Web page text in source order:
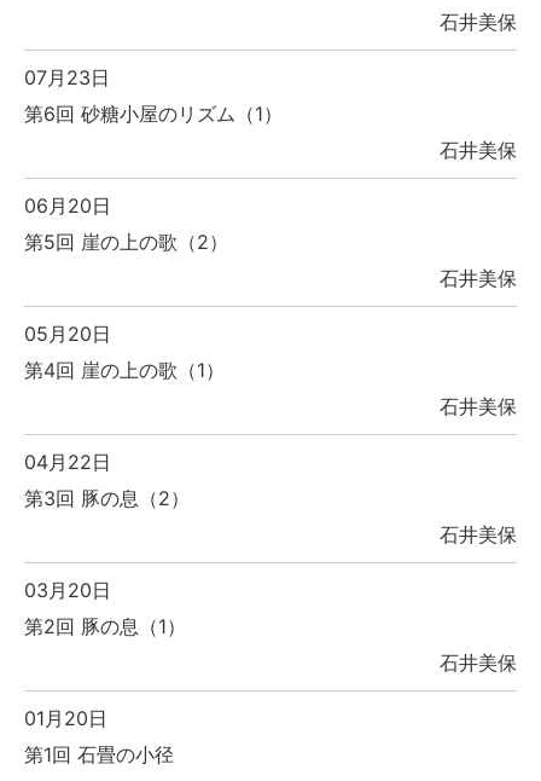
石井美保
07月23日
第6回 砂糖小屋のリズム（1）
石井美保
06月20日
第5回 崖の上の歌（2）
石井美保
05月20日
第4回 崖の上の歌（1）
石井美保
04月22日
第3回 豚の息（2）
石井美保
03月20日
第2回 豚の息（1）
石井美保
01月20日
第1回 石畳の小径